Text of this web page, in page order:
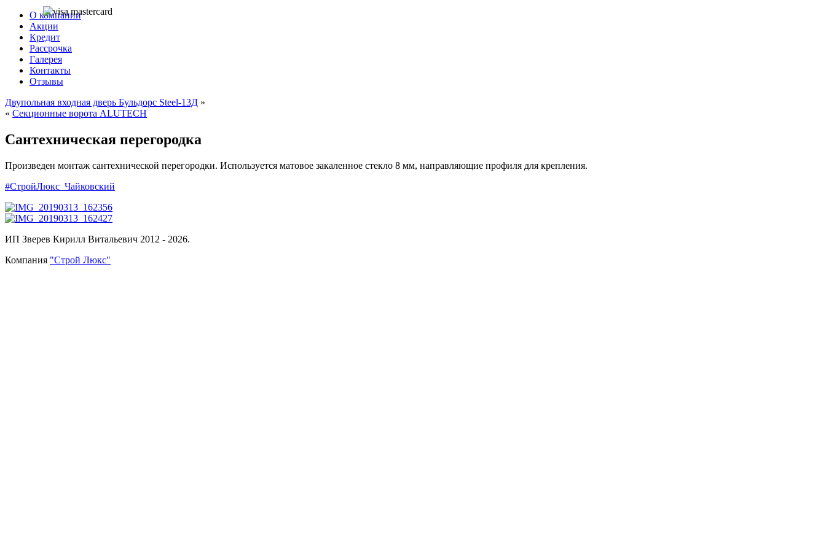
О компании
Акции
Кредит
Рассрочка
Галерея
Контакты
Отзывы
Двупольная входная дверь Бульдорс Steel-13Д »
« Секционные ворота ALUTECH
Сантехническая перегородка
Произведен монтаж сантехнической перегородки. Используется матовое закаленное стекло 8 мм, направляющие профиля для крепления.
#СтройЛюкс_Чайковский
ИП Зверев Кирилл Витальевич 2012 - 2026.
Компания "Строй Люкс"